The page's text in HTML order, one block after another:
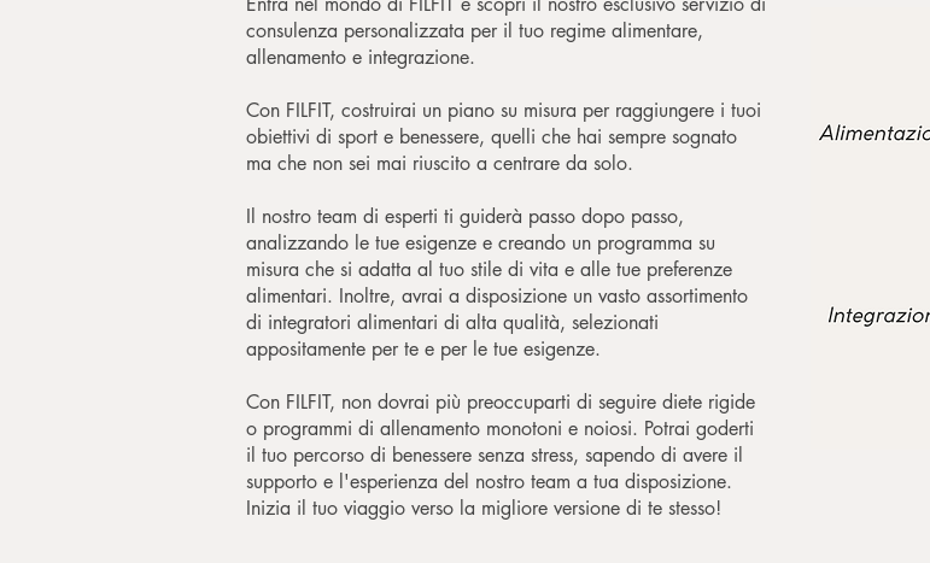
consulenza personalizzata per il tuo regime alimentare,
allenamento e integrazione.
Con FILFIT, costruirai un piano su misura per raggiungere i tuoi
obiettivi di sport e benessere, quelli che hai sempre sognato
ma che non sei mai riuscito a centrare da solo.
Il nostro team di esperti ti guiderà passo dopo passo,
analizzando le tue esigenze e creando un programma su
misura che si adatta al tuo stile di vita e alle tue preferenze
alimentari. Inoltre, avrai a disposizione un vasto assortimento
di integratori alimentari di alta qualità, selezionati
appositamente per te e per le tue esigenze.
Con FILFIT, non dovrai più preoccuparti di seguire diete rigide
o programmi di allenamento monotoni e noiosi. Potrai goderti
il tuo percorso di benessere senza stress, sapendo di avere il
supporto e l'esperienza del nostro team a tua disposizione.
Inizia il tuo viaggio verso la migliore versione di te stesso!